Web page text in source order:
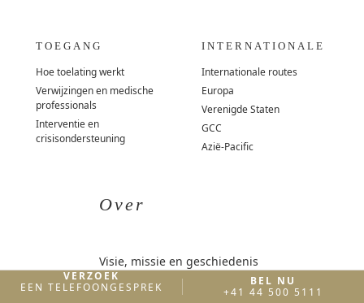
TOEGANG
Hoe toelating werkt
Verwijzingen en medische
professionals
Interventie en
crisisondersteuning
INTERNATIONALE
Internationale routes
Europa
Verenigde Staten
GCC
Azië-Pacific
Over
Visie, missie en geschiedenis
Leiderschap & team
VERZOEK
EEN TELEFOONGESPREK
BEL NU
+41 44 500 5111